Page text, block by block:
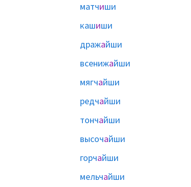
матчиши
кашиши
дражайши
всенижайши
мягчайши
редчайши
тончайши
высочайши
горчайши
мельчайши